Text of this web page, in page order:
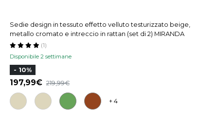
Sedie design in tessuto effetto velluto testurizzato beige,
metallo cromato e intreccio in rattan (set di 2) MIRANDA
Disponibile 2 settimane
(1)
- 10%
197,99 219,99
+ 4